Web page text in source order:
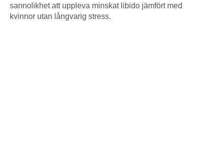
sannolikhet att uppleva minskat libido jämfört med
kvinnor utan långvarig stress.